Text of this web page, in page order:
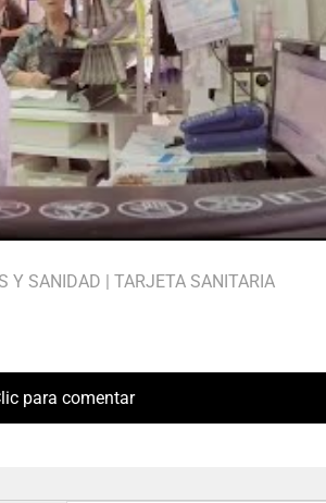
Y SANIDAD | TARJETA SANITARIA
para comentar